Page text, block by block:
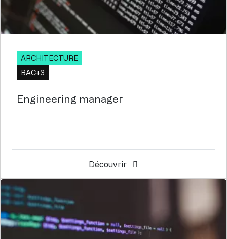
ARCHITECTURE
BAC+3
Engineering manager
Découvrir